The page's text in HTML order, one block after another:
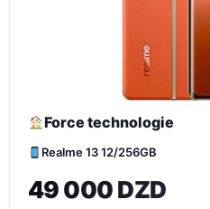
Force technologie
Realme 13 12/256GB
49 000 DZD